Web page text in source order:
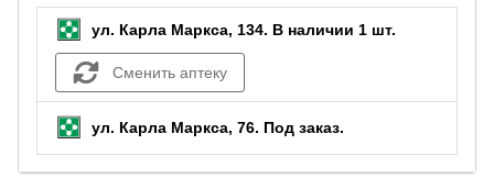
ул. Карла Маркса, 134. В наличии 1 шт.
Сменить аптеку
ул. Карла Маркса, 76. Под заказ.